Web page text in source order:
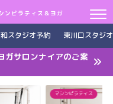
ンピラティス＆ヨガ
スタジオ予約 東川口スタジ
ガサロンナイアのご案
マシンピラティス